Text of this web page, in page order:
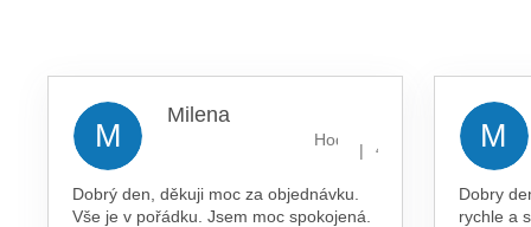
M
Milena
Hodnocení obchodu je 5 z 5
| 4.8.2026
Dobrý den, děkuji moc za objednávku.
Vše je v pořádku. Jsem moc spokojená.
M
Dobry
rychle a